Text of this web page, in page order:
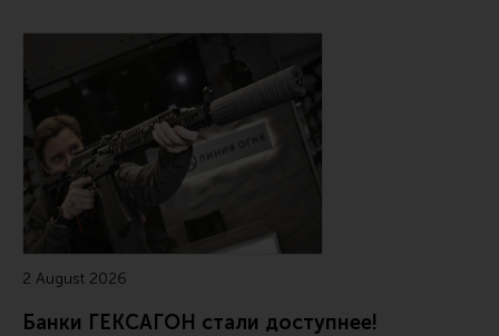
Обзоры
Фотоотчеты
2 August 2026
Банки ГЕКСАГОН стали доступнее!